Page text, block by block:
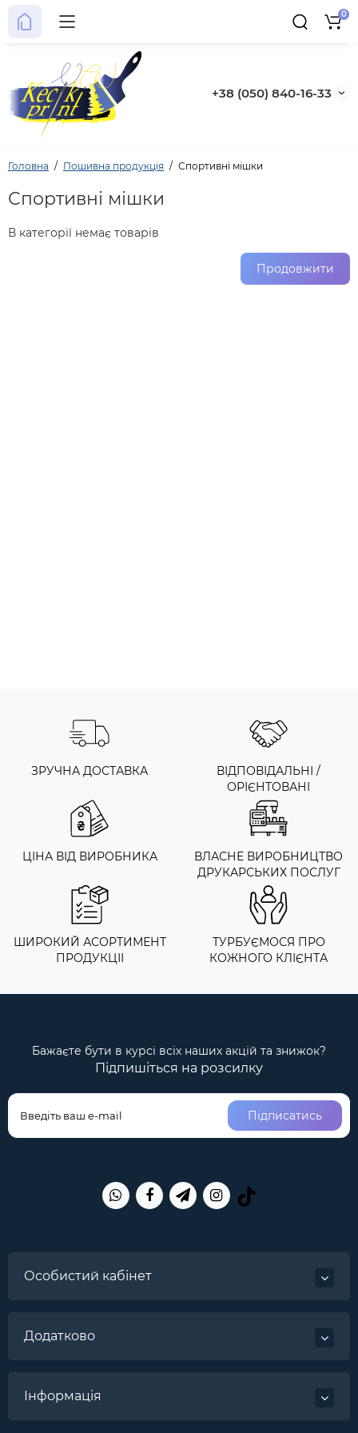
+38 (050) 840-16-33
0
Головна Пошивна продукція Спортивні мішки
Спортивні мішки
В категорії немає товарів
Продовжити
ЗРУЧНА ДОСТАВКА
ВІДПОВІДАЛЬНІ /
ОРІЄНТОВАНІ
ЦІНА ВІД ВИРОБНИКА
ВЛАСНЕ ВИРОБНИЦТВО
ДРУКАРСЬКИХ ПОСЛУГ
ШИРОКИЙ АСОРТИМЕНТ
ПРОДУКЦІІ
ТУРБУЄМОСЯ ПРО
КОЖНОГО КЛІЄНТА
Бажаєте бути в курсі всіх наших акцій та знижок?
Підпишіться на розсилку
Підписатись
Особистий кабінет
Додатково
Інформація